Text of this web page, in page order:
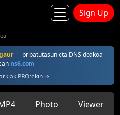
Sign Up
— pribatutasun eta DNS doakoa
ns6.com
PROrekin →
Photo Viewer